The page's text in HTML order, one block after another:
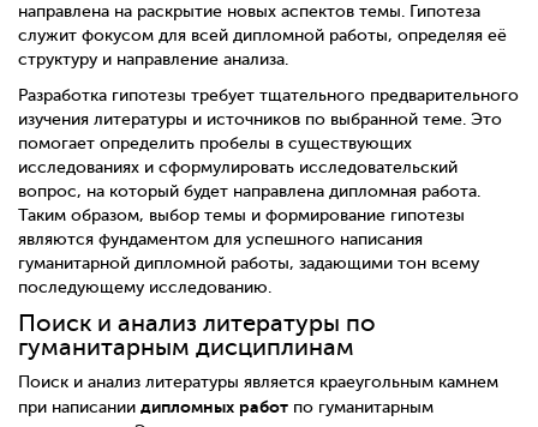
направлена на раскрытие новых аспектов темы. Гипотеза
служит фокусом для всей дипломной работы, определяя её
структуру и направление анализа.
Разработка гипотезы требует тщательного предварительного
изучения литературы и источников по выбранной теме. Это
помогает определить пробелы в существующих
исследованиях и сформулировать исследовательский
вопрос, на который будет направлена дипломная работа.
Таким образом, выбор темы и формирование гипотезы
являются фундаментом для успешного написания
гуманитарной дипломной работы, задающими тон всему
последующему исследованию.
Поиск и анализ литературы по
гуманитарным дисциплинам
Поиск и анализ литературы является краеугольным камнем
при написании дипломных работ по гуманитарным